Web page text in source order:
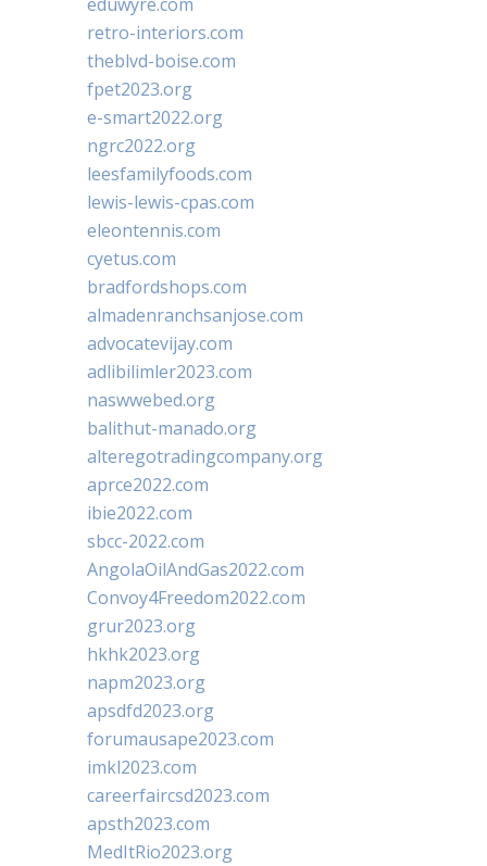
retro-interiors.com
theblvd-boise.com
fpet2023.org
e-smart2022.org
ngrc2022.org
leesfamilyfoods.com
lewis-lewis-cpas.com
eleontennis.com
cyetus.com
bradfordshops.com
almadenranchsanjose.com
advocatevijay.com
adlibilimler2023.com
naswwebed.org
balithut-manado.org
alteregotradingcompany.org
aprce2022.com
ibie2022.com
sbcc-2022.com
AngolaOilAndGas2022.com
Convoy4Freedom2022.com
grur2023.org
hkhk2023.org
napm2023.org
apsdfd2023.org
forumausape2023.com
imkl2023.com
careerfaircsd2023.com
apsth2023.com
MedItRio2023.org